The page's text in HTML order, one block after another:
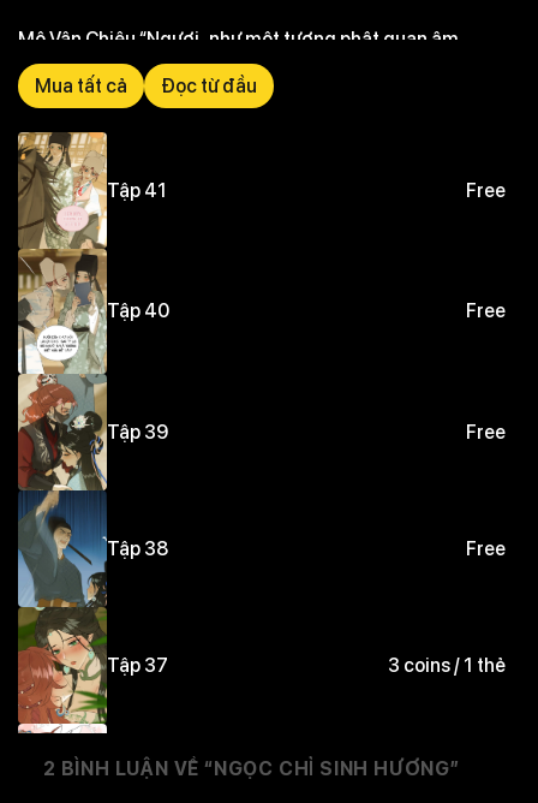
Mộ Vân Chiêu “Ngươi..như một tượng phật quan âm…
nhưng lại khiến ta..”
Người khinh “quan âm” kiêu ngạo cổ hủ.
Nhân vật : Thẩm Thanh Sương (Quan Âm) x Mộ Vân
Chiêu (La-Sát)
Mua tất cả Đọc từ đầu
Tập 41 Free
Tập 40 Free
Tập 39 Free
Tập 38 Free
Tập 37 3 coins / 1 thẻ
Tập 36 3 coins / 1 thẻ
2 BÌNH LUẬN VỀ “NGỌC CHỈ SINH HƯƠNG”